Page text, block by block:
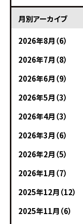
月別アーカイブ
2026年8月（6）
2026年7月（8）
2026年6月（9）
2026年5月（3）
2026年4月（3）
2026年3月（6）
2026年2月（5）
2026年1月（7）
2025年12月（12）
2025年11月（6）